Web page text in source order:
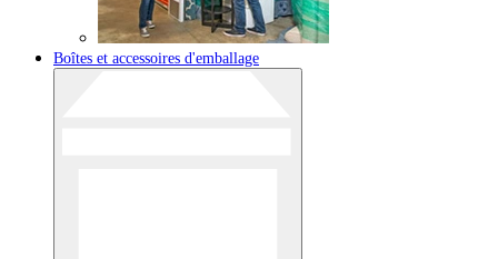
Boîtes et accessoires d'emballage